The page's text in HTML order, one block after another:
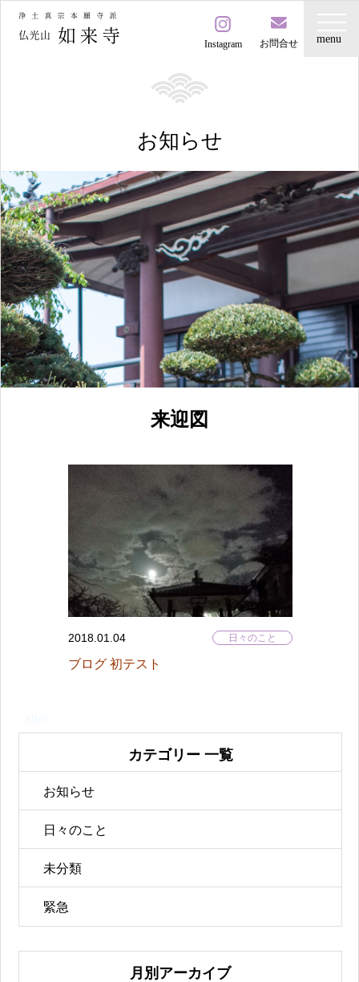
Instagram お問合せ
お知らせ
来迎図
2018.01.04 日々のこと
ブログ 初テスト
カテゴリー 一覧
お知らせ
日々のこと
未分類
緊急
月別アーカイブ